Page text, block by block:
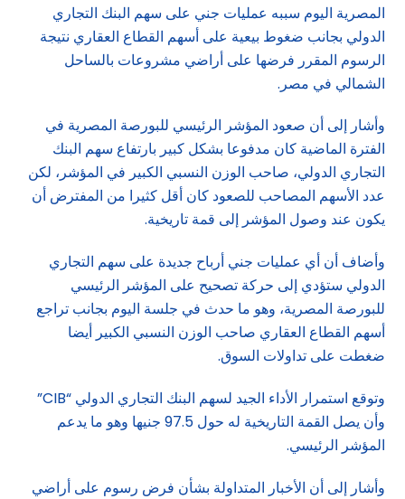
المصرية اليوم سببه عمليات جني على سهم البنك التجاري
الدولي بجانب ضغوط بيعية على أسهم القطاع العقاري نتيجة
الرسوم المقرر فرضها على أراضي مشروعات بالساحل
الشمالي في مصر.
وأشار إلى أن صعود المؤشر الرئيسي للبورصة المصرية في
الفترة الماضية كان مدفوعا بشكل كبير بارتفاع سهم البنك
التجاري الدولي، صاحب الوزن النسبي الكبير في المؤشر، لكن
عدد الأسهم المصاحب للصعود كان أقل كثيرا من المفترض أن
يكون عند وصول المؤشر إلى قمة تاريخية.
وأضاف أن أي عمليات جني أرباح جديدة على سهم التجاري
الدولي ستؤدي إلى حركة تصحيح على المؤشر الرئيسي
للبورصة المصرية، وهو ما حدث في جلسة اليوم بجانب تراجع
أسهم القطاع العقاري صاحب الوزن النسبي الكبير أيضا
ضغطت على تداولات السوق.
وتوقع استمرار الأداء الجيد لسهم البنك التجاري الدولي “CIB”
وأن يصل القمة التاريخية له حول 97.5 جنيها وهو ما يدعم
المؤشر الرئيسي.
وأشار إلى أن الأخبار المتداولة بشأن فرض رسوم على أراضي